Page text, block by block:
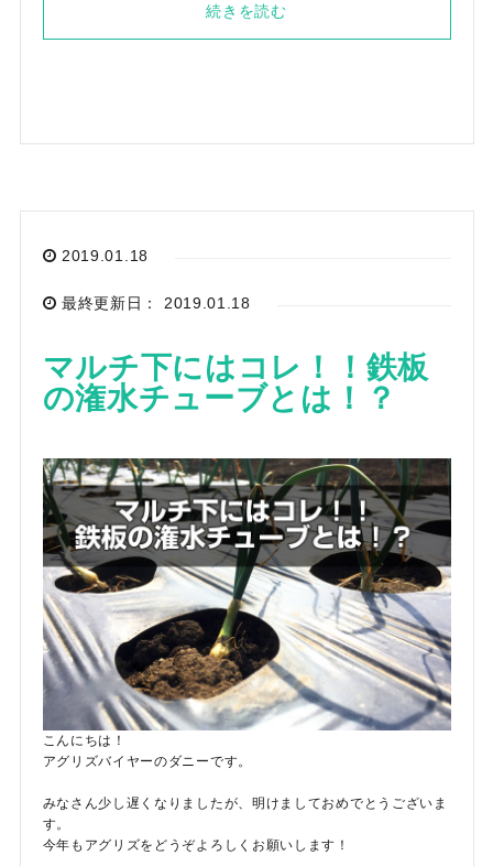
続きを読む
2019.01.18
最終更新日： 2019.01.18
マルチ下にはコレ！！鉄板
の潅水チューブとは！？
こんにちは！
アグリズバイヤーのダニーです。
みなさん少し遅くなりましたが、明けましておめでとうございま
す。
今年もアグリズをどうぞよろしくお願いします！